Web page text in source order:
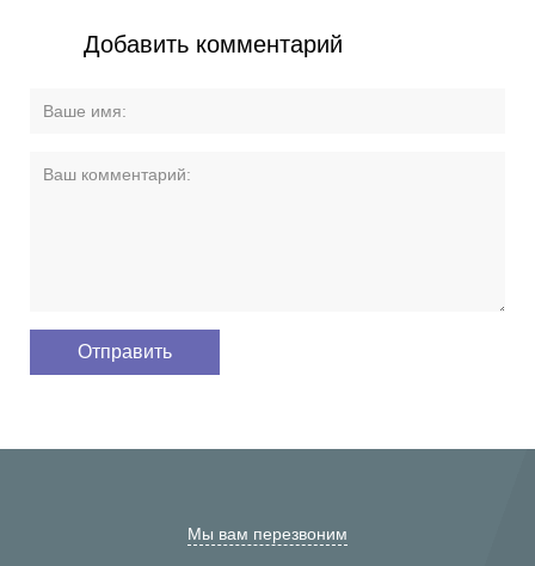
Добавить комментарий
Мы вам перезвоним